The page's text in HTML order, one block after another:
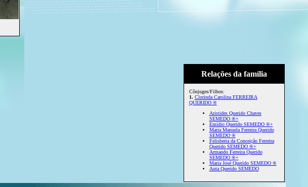
Relações da família
Cônjuges/Filhos:
1. Clorinda Carolina FERREIRA
QUERIDO ®
Aristides Querido Chaves
SEMEDO ®+
Emídio Querido SEMEDO ®+
Maria Manuela Ferreira Querido
SEMEDO ®
Felisberta da Conceição Ferreira
Querido SEMEDO ®+
Armando Ferreira Querido
SEMEDO ®+
Maria José Querido SEMEDO ®
Auta Querido SEMEDO